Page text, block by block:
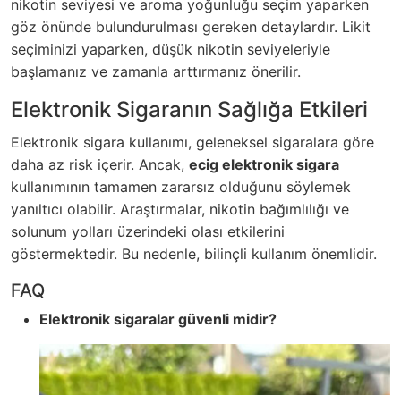
nikotin seviyesi ve aroma yoğunluğu seçim yaparken
göz önünde bulundurulması gereken detaylardır. Likit
seçiminizi yaparken, düşük nikotin seviyeleriyle
başlamanız ve zamanla arttırmanız önerilir.
Elektronik Sigaranın Sağlığa Etkileri
Elektronik sigara kullanımı, geleneksel sigaralara göre
daha az risk içerir. Ancak, ecig elektronik sigara
kullanımının tamamen zararsız olduğunu söylemek
yanıltıcı olabilir. Araştırmalar, nikotin bağımlılığı ve
solunum yolları üzerindeki olası etkilerini
göstermektedir. Bu nedenle, bilinçli kullanım önemlidir.
FAQ
Elektronik sigaralar güvenli midir?